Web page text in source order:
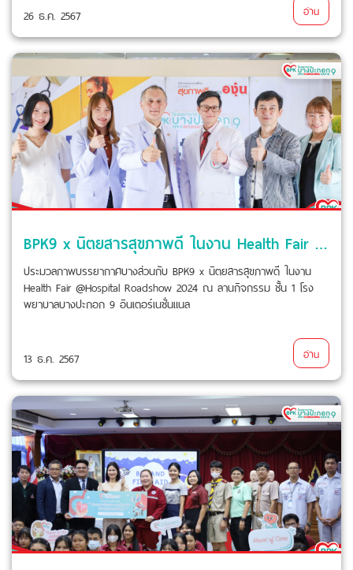
26 ธ.ค. 2567 อ่าน
BPK9 x นิตยสารสุขภาพดี ในงาน Health Fair @Hospital Roadshow 2024
ประมวลภาพบรรยากาศบางส่วนกับ BPK9 x นิตยสารสุขภาพดี ในงาน
Health Fair @Hospital Roadshow 2024 ณ ลานกิจกรรม ชั้น 1 โรง
พยาบาลบางปะกอก 9 อินเตอร์เนชั่นแนล
13 ธ.ค. 2567 อ่าน